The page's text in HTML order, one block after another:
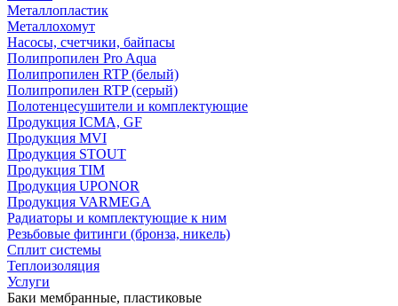
Металлопластик
Металлохомут
Насосы, счетчики, байпасы
Полипропилен Pro Aqua
Полипропилен RTP (белый)
Полипропилен RTP (серый)
Полотенцесушители и комплектующие
Продукция ICMA, GF
Продукция MVI
Продукция STOUT
Продукция TIM
Продукция UPONOR
Продукция VARMEGA
Радиаторы и комплектующие к ним
Резьбовые фитинги (бронза, никель)
Сплит системы
Теплоизоляция
Услуги
Баки мембранные, пластиковые